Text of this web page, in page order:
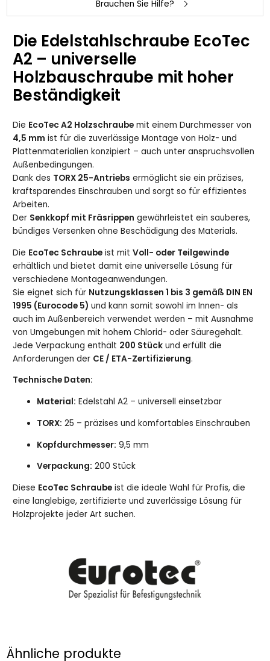
Brauchen Sie Hilfe?
Die Edelstahlschraube EcoTec
A2 – universelle
Holzbauschraube mit hoher
Beständigkeit
Die EcoTec A2 Holzschraube mit einem Durchmesser von
4,5 mm ist für die zuverlässige Montage von Holz- und
Plattenmaterialien konzipiert – auch unter anspruchsvollen
Außenbedingungen.
Dank des TORX 25-Antriebs ermöglicht sie ein präzises,
kraftsparendes Einschrauben und sorgt so für effizientes
Arbeiten.
Der Senkkopf mit Fräsrippen gewährleistet ein sauberes,
bündiges Versenken ohne Beschädigung des Materials.
Die EcoTec Schraube ist mitVoll- oder Teilgewinde
erhältlich und bietet damit eine universelle Lösung für
verschiedene Montageanwendungen.
Sie eignet sich für Nutzungsklassen 1 bis 3 gemäß DIN EN
1995 (Eurocode 5) und kann somit sowohl im Innen- als
auch im Außenbereich verwendet werden – mit Ausnahme
von Umgebungen mit hohem Chlorid- oder Säuregehalt.
Jede Verpackung enthält 200 Stück und erfüllt die
Anforderungen der CE / ETA-Zertifizierung.
Technische Daten:
Material: Edelstahl A2 – universell einsetzbar
TORX: 25 – präzises und komfortables Einschrauben
Kopfdurchmesser: 9,5 mm
Verpackung: 200 Stück
Diese EcoTec Schraube ist die ideale Wahl für Profis, die
eine langlebige, zertifizierte und zuverlässige Lösung für
Holzprojekte jeder Art suchen.
Ähnliche produkte